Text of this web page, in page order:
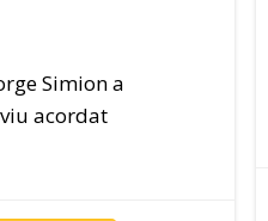
Simion a
acordat